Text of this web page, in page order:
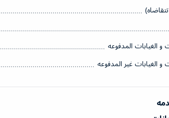
و الغيابات المدفوعه
و الغيابات غير المدفوعه